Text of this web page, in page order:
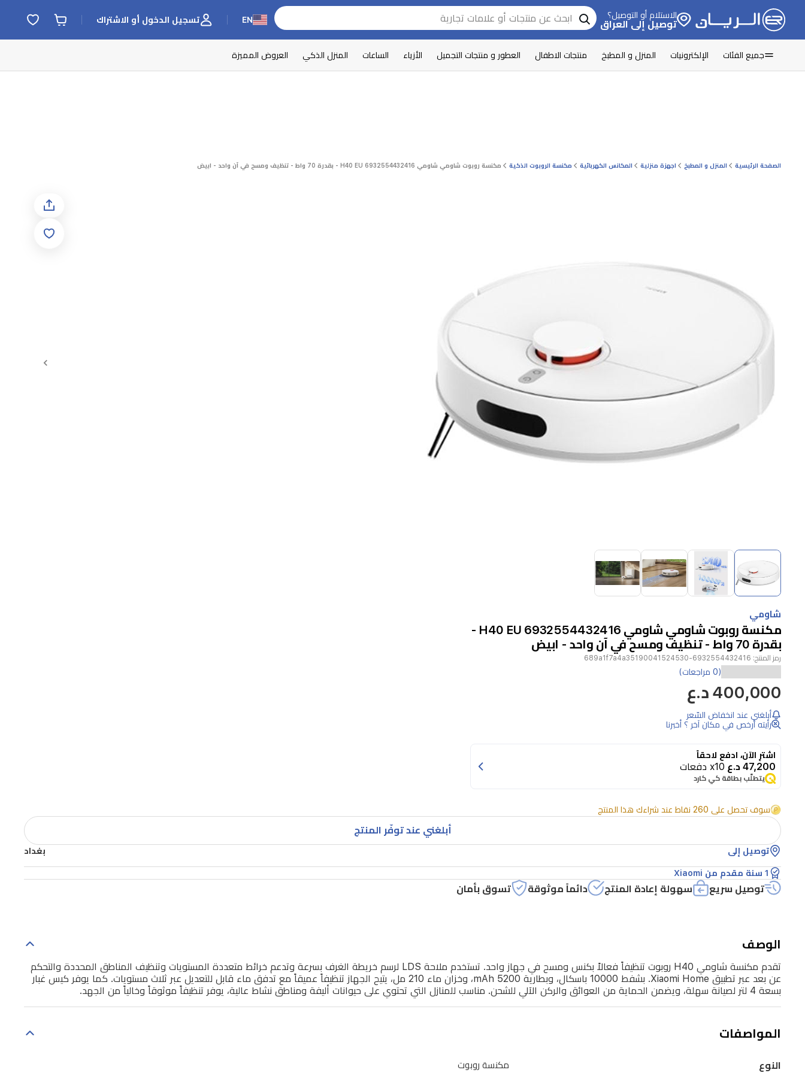
الاستلام أو التوصيل؟
توصيل إلى العراق EN تسجيل الدخول أو الاشتراك
جميع الفئات الإلكترونيات المنزل و المطبخ منتجات الاطفال العطور و منتجات التجميل الأزياء الساعات المنزل الذكي العروض المميزة
الصفحة الرئيسية المنزل و المطبخ اجهزة منزلية المكانس الكهربائية مكنسة الروبوت الذكية مكنسة روبوت شاومي شاومي H40 EU 6932554432416 - بقدرة 70 واط - تنظيف ومسح في آن واحد - ابيض
Item
of
4
1
4
شاومي
مكنسة روبوت شاومي شاومي H40 EU 6932554432416 -
بقدرة 70 واط - تنظيف ومسح في آن واحد - ابيض
رمز المنتج: 6932554432416-689a1f7a4a35190041524530
مكنسة
شاومي
H40
تنظيفاً
فعالاً
ومسح
في
جهاز
تستخدم
ملاحة
خريطة
الغرف
بسرعة
وتدعم
متعددة
(0 مراجعات)
400,000 د.ع
أبلغني عند انخفاض السّعر
رأيته أرخص في مكان آخر ؟ أخبرنا
اشترِ الآن، ادفع لاحقاً
47,200 د.ع x10 دفعات
يتطلّب بطاقة كي كارد
سوف تحصل على 260 نقاط عند شراءك هذا المنتج
أبلغني عند توفّر المنتج
توصيل إلى بغداد
1 سنة مقدم من Xiaomi
توصيل سريع سهولة إعادة المنتج دائماً موثوقة تسوق بأمان
الوصف
تقدم مكنسة شاومي H40 روبوت تنظيفاً فعالاً بكنس ومسح في جهاز واحد. تستخدم ملاحة LDS لرسم خريطة الغرف بسرعة وتدعم خرائط متعددة المستويات وتنظيف المناطق المحددة والتحكم
عن بعد عبر تطبيق Xiaomi Home. بشفط 10000 باسكال، وبطارية 5200 mAh، وخزان ماء 210 مل، يتيح الجهاز تنظيفاً عميقاً مع تدفق ماء قابل للتعديل عبر ثلاث مستويات. كما يوفر كيس غبار
بسعة 4 لتر لصيانة سهلة، ويضمن الحماية من العوائق والركن الآلي للشحن. مناسب للمنازل التي تحتوي على حيوانات أليفة ومناطق نشاط عالية، يوفر تنظيفاً موثوقاً وخالياً من الجهد.
المواصفات
النوع مكنسة روبوت